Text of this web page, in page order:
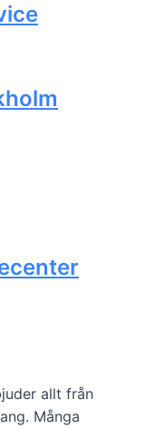
allt från
Många